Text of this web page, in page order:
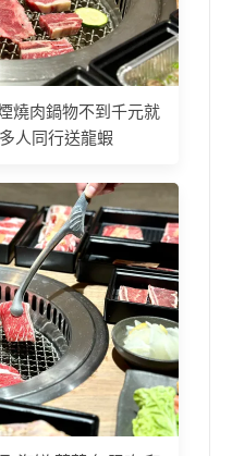
燒肉鍋物不到千元就
人同行送龍蝦